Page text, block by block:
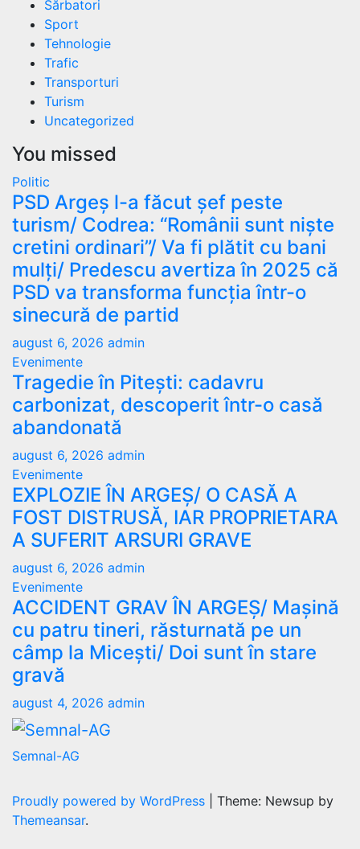
Sărbatori
Sport
Tehnologie
Trafic
Transporturi
Turism
Uncategorized
You missed
Politic
PSD Argeș l-a făcut șef peste
turism/ Codrea: “Românii sunt niște
cretini ordinari”/ Va fi plătit cu bani
mulți/ Predescu avertiza în 2025 că
PSD va transforma funcția într-o
sinecură de partid
august 6, 2026 admin
Evenimente
Tragedie în Pitești: cadavru
carbonizat, descoperit într-o casă
abandonată
august 6, 2026 admin
Evenimente
EXPLOZIE ÎN ARGEȘ/ O CASĂ A
FOST DISTRUSĂ, IAR PROPRIETARA
A SUFERIT ARSURI GRAVE
august 6, 2026 admin
Evenimente
ACCIDENT GRAV ÎN ARGEȘ/ Mașină
cu patru tineri, răsturnată pe un
câmp la Micești/ Doi sunt în stare
gravă
august 4, 2026 admin
Semnal-AG
Proudly powered by WordPress
Theme: Newsup by
Themeansar.